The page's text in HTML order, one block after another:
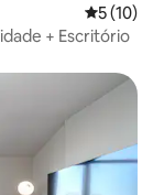
5 de uma
5 (10)
+ Escritório